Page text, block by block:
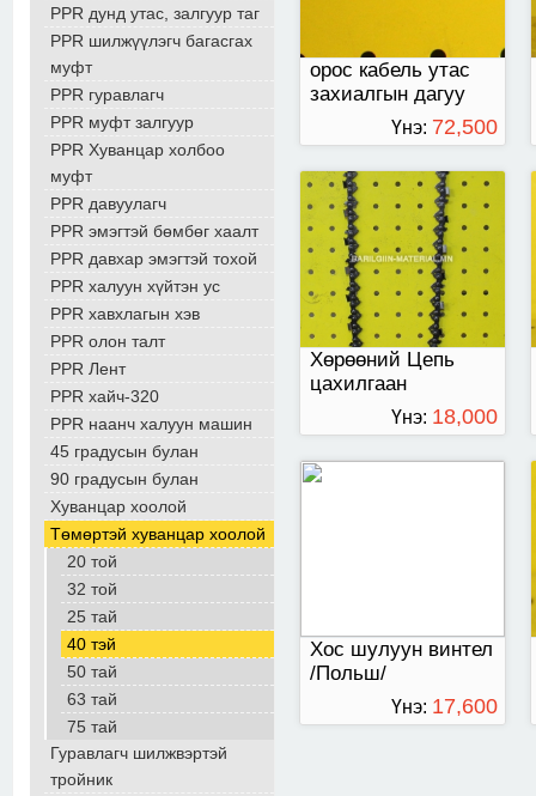
PPR дунд утас, залгуур таг
PPR шилжүүлэгч багасгах
муфт
PPR гуравлагч
PPR муфт залгуур
PPR Хуванцар холбоо
муфт
PPR давуулагч
PPR эмэгтэй бөмбөг хаалт
PPR давхар эмэгтэй тохой
PPR халуун хүйтэн ус
PPR хавхлагын хэв
PPR олон талт
PPR Лент
PPR хайч-320
PPR наанч халуун машин
45 градусын булан
90 градусын булан
Хуванцар хоолой
Төмөртэй хуванцар хоолой
20 той
32 той
25 тай
40 тэй
50 тай
63 тай
75 тай
Гуравлагч шилжвэртэй
тройник
орос кабель утас
захиалгын дагуу
нийлүүлнэ.Үнэ: 72,500
ТӨГРӨГ
Хөрөөний Цепь
цахилгаан
Үнэ: 18,000
ТӨГРӨГ
Хос шулуун винтел
/Польш/
Хос шулуун винтел /
Польш/
Үнэ: 17,600